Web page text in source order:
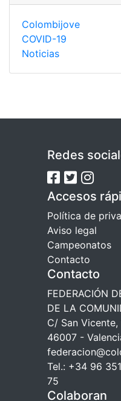
Colombijove
COVID-19
Noticias
Redes
Accesos
Política de
Aviso legal
Campeonatos
Contacto
Contacto
FEDERACIÓN
DE LA
C/ San Vicente,
46007 -
Tel.: +34 96
75
Colaboran